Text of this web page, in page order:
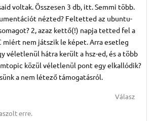
voltak. Összesen 3 db, itt. Semmi több.
nézted? Feltetted az ubuntu-
2, azaz kettő(!) napja tetted fel a
miért nem játszik le képet. Arra esetleg
véletlenül hátra került a hsz-ed, és a több
közül véletlenül pont egy elkallódik?
a nem létező támogatásról.
Válasz
erre.